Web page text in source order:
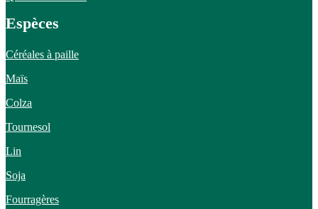
Espèces
Céréales à paille
Maïs
Colza
Tournesol
Lin
Soja
Fourragères